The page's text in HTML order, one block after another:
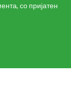
со пријатен